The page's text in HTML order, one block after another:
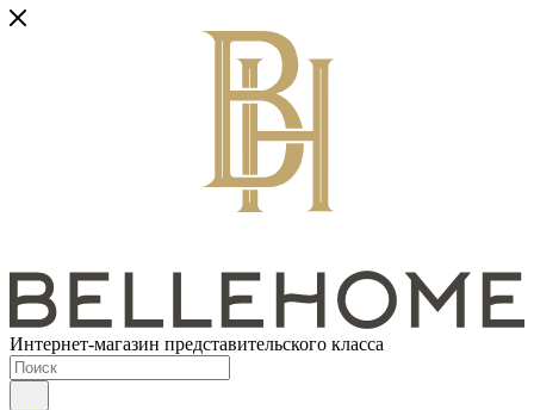
Интернет-магазин представительского класса